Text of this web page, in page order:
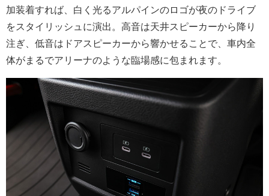
加装着すれば、白く光るアルパインのロゴが夜のドライブ
をスタイリッシュに演出。高音は天井スピーカーから降り
注ぎ、低音はドアスピーカーから響かせることで、車内全
体がまるでアリーナのような臨場感に包まれます。